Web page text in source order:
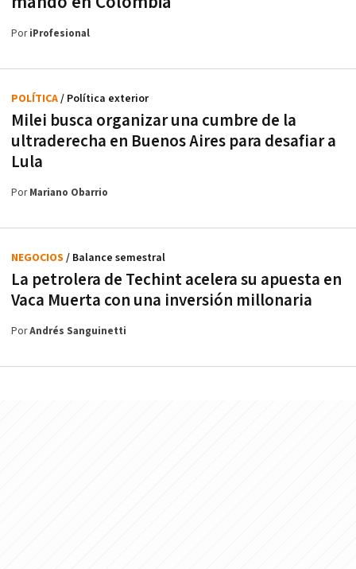
PoriProfesional
Milei busca organizar una cumbre de la
ultraderecha en Buenos Aires para desafiar a
Lula
POLÍTICA/ Política exterior
PorMariano Obarrio
La petrolera de Techint acelera su apuesta en
Vaca Muerta con una inversión millonaria
NEGOCIOS / Balance semestral
PorAndrés Sanguinetti